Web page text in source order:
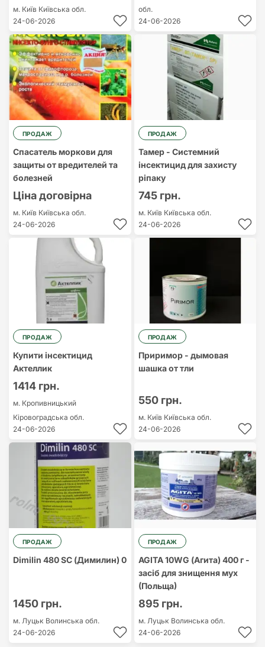
м. Київ Київська обл.
24-06-2026
обл.
24-06-2026
ПРОДАЖ
Спасатель моркови для
защиты от вредителей та
болезней
Ціна договірна
м. Київ Київська обл.
24-06-2026
ПРОДАЖ
Тамер - Системний
iнсектицид для захисту
ріпаку
745 грн.
м. Київ Київська обл.
24-06-2026
ПРОДАЖ
Купити інсектицид
Актеллик
1414 грн.
м. Кропивницький
Кіровоградська обл.
24-06-2026
ПРОДАЖ
Приримор - дымовая
шашка от тли
550 грн.
м. Київ Київська обл.
24-06-2026
ПРОДАЖ
Dimilin 480 SC (Димилин) 0
1450 грн.
м. Луцьк Волинська обл.
24-06-2026
ПРОДАЖ
AGITA 10WG (Агита) 400 г -
засіб для знищення мух
(Польща)
895 грн.
м. Луцьк Волинська обл.
24-06-2026